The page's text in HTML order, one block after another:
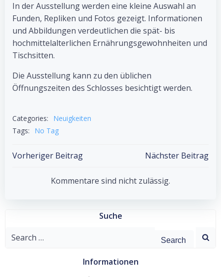
In der Ausstellung werden eine kleine Auswahl an
Funden, Repliken und Fotos gezeigt. Informationen
und Abbildungen verdeutlichen die spät- bis
hochmittelalterlichen Ernährungsgewohnheiten und
Tischsitten.
Die Ausstellung kann zu den üblichen
Öffnungszeiten des Schlosses besichtigt werden.
Categories:
Neuigkeiten
Tags:
No Tag
Post
navigation
Vorheriger Beitrag
Post
navigation
Nächster Beitrag
Kommentare sind nicht zulässig.
Suche
Search
Informationen